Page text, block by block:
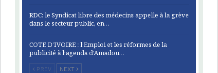
RDC: le Syndicat libre des médecins appelle à la grève
dans le secteur public, en…
COTE D’IVOIRE : l’Emploi et les réformes de la
publicité à l’agenda d’Amadou…
PREV NEXT